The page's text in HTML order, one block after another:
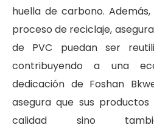
huella de carbono.
proceso de reciclaje,
de PVC puedan ser
contribuyendo a una
dedicación de Foshan
asegura que sus
calidad sino